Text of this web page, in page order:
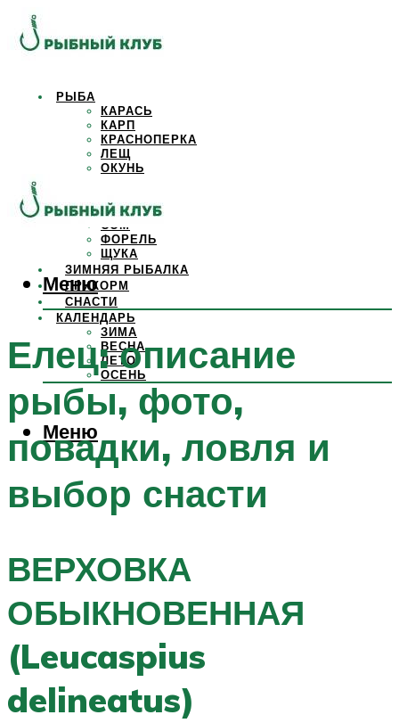
РЫБА
КАРАСЬ
КАРП
КРАСНОПЕРКА
ЛЕЩ
ОКУНЬ
САЗАН
СОМ
ФОРЕЛЬ
ЩУКА
ЗИМНЯЯ РЫБАЛКА
ПРИКОРМ
СНАСТИ
КАЛЕНДАРЬ
ЗИМА
ВЕСНА
ЛЕТО
ОСЕНЬ
Меню
Меню
Елец: описание
рыбы, фото,
повадки, ловля и
выбор снасти
ВЕРХОВКА
ОБЫКНОВЕННАЯ
(Leucaspius
delineatus)